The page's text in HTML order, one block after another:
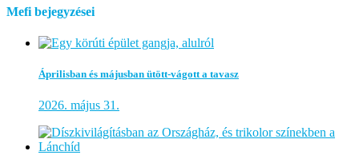
Mefi bejegyzései
Áprilisban és májusban ütött-vágott a tavasz
2026. május 31.